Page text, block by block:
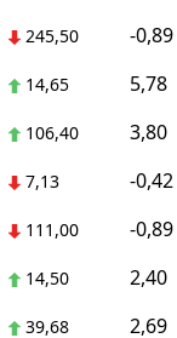
245,50 -0,89
14,65 5,78
106,40 3,80
7,13 -0,42
111,00 -0,89
14,50 2,40
39,68 2,69